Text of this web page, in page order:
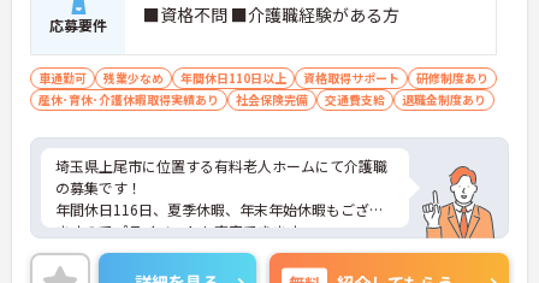
応募要件 ■資格不問 ■介護職経験がある方
車通勤可 残業少なめ 年間休日110日以上 資格取得サポート
研修制度あり
産休･育休･介護休暇取得実績あり
社会保険完備 交通費支給 退職金制度あり
埼玉県上尾市に位置する有料老人ホームにて介護職
の募集です！
年間休日116日、夏季休暇、年末年始休暇もござい
ますのでプライベートも充実できます。
ご興味を持たれた方は、詳細等お伝えさせて頂きま
すのでお気軽にお問合せ下さい。